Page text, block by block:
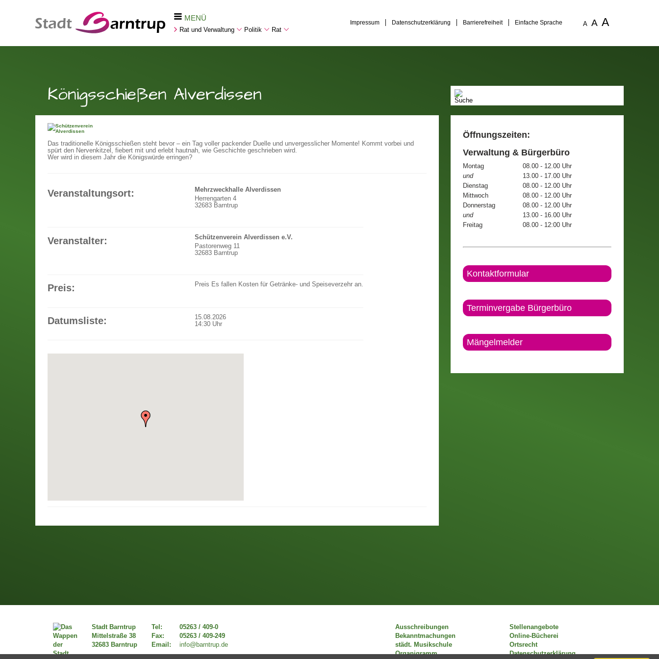
MENÜ
Rat und Verwaltung Politik Rat
Impressum Datenschutzerklärung Barrierefreiheit Einfache Sprache A A A
Königsschießen Alverdissen
Das traditionelle Königsschießen steht bevor – ein Tag voller packender Duelle und unvergesslicher Momente! Kommt vorbei und
spürt den Nervenkitzel, fiebert mit und erlebt hautnah, wie Geschichte geschrieben wird.
Wer wird in diesem Jahr die Königswürde erringen?
Veranstaltungsort:
Mehrzweckhalle Alverdissen
Herrengarten 4
32683 Barntrup
Veranstalter:
Schützenverein Alverdissen e.V.
Pastorenweg 11
32683 Barntrup
Preis: Preis Es fallen Kosten für Getränke- und Speiseverzehr an.
Datumsliste:
15.08.2026
14:30 Uhr
Öffnungszeiten:
Verwaltung & Bürgerbüro
Montag
08.00 - 12.00 Uhr
und
13.00 - 17.00 Uhr
Dienstag
08.00 - 12.00 Uhr
Mittwoch
08.00 - 12.00 Uhr
Donnerstag
08.00 - 12.00 Uhr
und
13.00 - 16.00 Uhr
Freitag
08.00 - 12:00 Uhr
Kontaktformular
Terminvergabe Bürgerbüro
Mängelmelder
Stadt Barntrup
Mittelstraße 38
32683 Barntrup
Tel:
Fax:
Email:
05263 / 409-0
05263 / 409-249
info@barntrup.de
Ausschreibungen
Stellenangebote
Bekanntmachungen
Online-Bücherei
städt. Musikschule
Ortsrecht
Organigramm
Datenschutzerklärung